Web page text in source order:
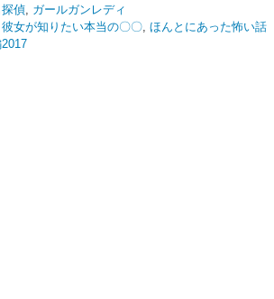
偵, ガールガンレディ
女が知りたい本当の〇〇, ほんとにあった怖い話